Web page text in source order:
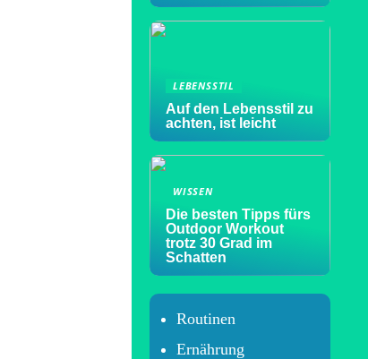
LEBENSSTIL
Auf den Lebensstil zu
achten, ist leicht
WISSEN
Die besten Tipps fürs
Outdoor Workout
trotz 30 Grad im
Schatten
Routinen
Ernährung